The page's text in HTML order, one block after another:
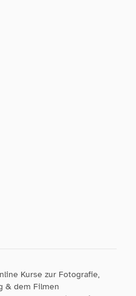
Kurse zur Fotografie,
& dem Filmen